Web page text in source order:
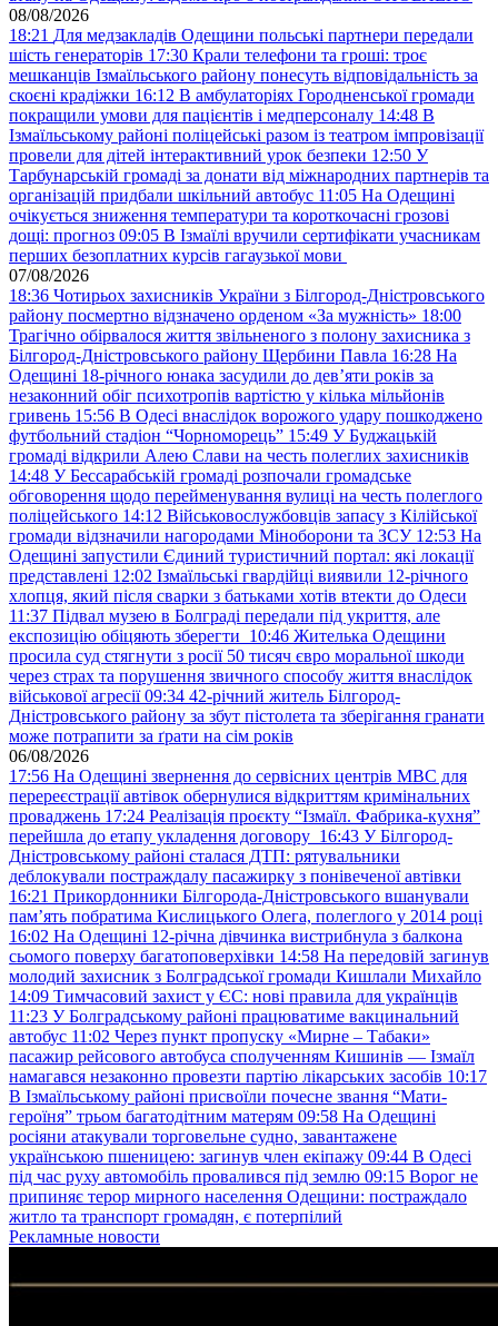
08/08/2026
18:21 Для медзакладів Одещини польські партнери передали
шість генераторів 17:30 Крали телефони та гроші: троє
мешканців Ізмаїльського району понесуть відповідальність за
скоєні крадіжки 16:12 В амбулаторіях Городненської громади
покращили умови для пацієнтів і медперсоналу 14:48 В
Ізмаїльському районі поліцейські разом із театром імпровізації
провели для дітей інтерактивний урок безпеки 12:50 У
Тарбунарській громаді за донати від міжнародних партнерів та
організацій придбали шкільний автобус 11:05 На Одещині
очікується зниження температури та короткочасні грозові
дощі: прогноз 09:05 В Ізмаїлі вручили сертифікати учасникам
перших безоплатних курсів гагаузької мови
07/08/2026
18:36 Чотирьох захисників України з Білгород-Дністровського
району посмертно відзначено орденом «За мужність» 18:00
Трагічно обірвалося життя звільненого з полону захисника з
Білгород-Дністровського району Щербини Павла 16:28 На
Одещині 18-річного юнака засудили до дев’яти років за
незаконний обіг психотропів вартістю у кілька мільйонів
гривень 15:56 В Одесі внаслідок ворожого удару пошкоджено
футбольний стадіон “Чорноморець” 15:49 У Буджацькій
громаді відкрили Алею Слави на честь полеглих захисників
14:48 У Бессарабській громаді розпочали громадське
обговорення щодо перейменування вулиці на честь полеглого
поліцейського 14:12 Військовослужбовців запасу з Кілійської
громади відзначили нагородами Міноборони та ЗСУ 12:53 На
Одещині запустили Єдиний туристичний портал: які локації
представлені 12:02 Ізмаїльські гвардійці виявили 12-річного
хлопця, який після сварки з батьками хотів втекти до Одеси
11:37 Підвал музею в Болграді передали під укриття, але
експозицію обіцяють зберегти 10:46 Жителька Одещини
просила суд стягнути з росії 50 тисяч євро моральної шкоди
через страх та порушення звичного способу життя внаслідок
військової агресії 09:34 42-річний житель Білгород-
Дністровського району за збут пістолета та зберігання гранати
може потрапити за ґрати на сім років
06/08/2026
17:56 На Одещині звернення до сервісних центрів МВС для
перереєстрації автівок обернулися відкриттям кримінальних
проваджень 17:24 Реалізація проєкту “Ізмаїл. Фабрика-кухня”
перейшла до етапу укладення договору 16:43 У Білгород-
Дністровському районі сталася ДТП: рятувальники
деблокували постраждалу пасажирку з понівеченої автівки
16:21 Прикордонники Білгорода-Дністровського вшанували
пам’ять побратима Кислицького Олега, полеглого у 2014 році
16:02 На Одещині 12-річна дівчинка вистрибнула з балкона
сьомого поверху багатоповерхівки 14:58 На передовій загинув
молодий захисник з Болградської громади Кишлали Михайло
14:09 Тимчасовий захист у ЄС: нові правила для українців
11:23 У Болградському районі працюватиме вакцинальний
автобус 11:02 Через пункт пропуску «Мирне – Табаки»
пасажир рейсового автобуса сполученням Кишинів — Ізмаїл
намагався незаконно провезти партію лікарських засобів 10:17
В Ізмаїльському районі присвоїли почесне звання “Мати-
героїня” трьом багатодітним матерям 09:58 На Одещині
росіяни атакували торговельне судно, завантажене
українською пшеницею: загинув член екіпажу 09:44 В Одесі
під час руху автомобіль провалився під землю 09:15 Ворог не
припиняє терор мирного населення Одещини: постраждало
житло та транспорт громадян, є потерпілий
Рекламные новости